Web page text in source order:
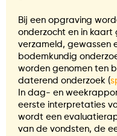
Bij een opgraving
onderzocht en in
verzameld, gewassen
bodemkundig
worden genomen ten
daterend onderzoek (
In dag- en
eerste interpretaties
wordt een
van de vondsten, de